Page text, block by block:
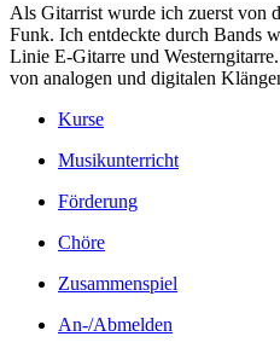
Als Gitarrist wurde ich zuerst von
Funk. Ich entdeckte durch Bands
Linie E-Gitarre und
von analogen und digitalen
Kurse
Musikunterricht
Förderung
Chöre
Zusammenspiel
An-/Abmelden